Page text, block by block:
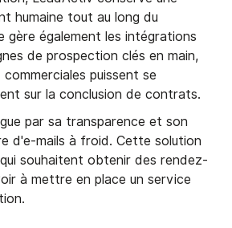
humaine tout au long du
gère également les intégrations
de prospection clés en main,
puissent se
sur la conclusion de contrats.
par sa transparence et son
d'e-mails à froid. Cette solution
souhaitent obtenir des rendez-
à mettre en place un service